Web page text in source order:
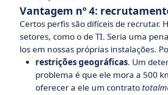
Vantagem nº 4:
Certos perfis são difíceis de recrutar.
setores, como o de TI. Seria uma
los em nossas próprias instalações.
restrições geográficas. Um
problema é que ele mora a 500
oferecer a ele um contrato